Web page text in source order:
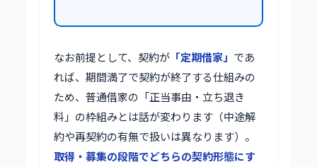
なお前提として、契約が 「定期借家」 であ
れば、期間満了で契約が終了する仕組みの
ため、普通借家の「正当事由・立ち退き
料」の枠組みとは話が変わります（中途解
約や再契約の有無で扱いは異なります）。
取得・募集の段階でどちらの契約形態にす